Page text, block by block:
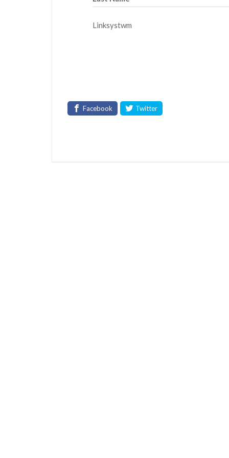
Linksystwm